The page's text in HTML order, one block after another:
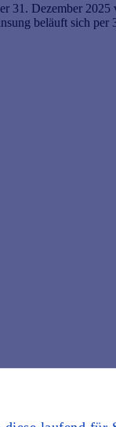
31. Dezember
beläuft sich per